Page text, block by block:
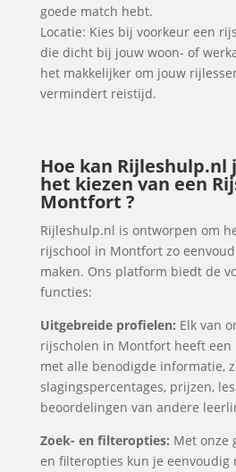
goede match hebt.
Locatie: Kies bij voorkeur een
die dicht bij jouw woon- of
het makkelijker om jouw
vermindert reistijd.
Hoe kan Rijleshulp.nl
het kiezen van een
Montfort ?
Rijleshulp.nl is ontworpen om
rijschool in Montfort zo
maken. Ons platform biedt de
functies:
Uitgebreide profielen: Elk van
rijscholen in Montfort heeft
met alle benodigde informatie,
slagingspercentages, prijzen,
beoordelingen van andere
Zoek- en filteropties: Met onze
en filteropties kun je eenvoudig